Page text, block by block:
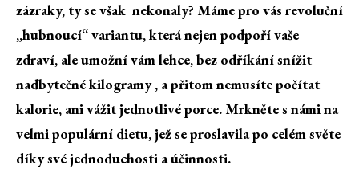
zázraky, ty se však nekonaly? Máme pro vás revoluční
„hubnoucí“ variantu, která nejen podpoří vaše
zdraví, ale umožní vám lehce, bez odříkání snížit
nadbytečné kilogramy , a přitom nemusíte počítat
kalorie, ani vážit jednotlivé porce. Mrkněte s námi na
velmi populární dietu, jež se proslavila po celém světe
díky své jednoduchosti a účinnosti.